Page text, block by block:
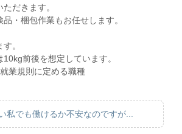
だきます。
・梱包作業もお任せします。
。
前後を想定しています。
業規則に定める職種
私でも働けるか不安なのですが...